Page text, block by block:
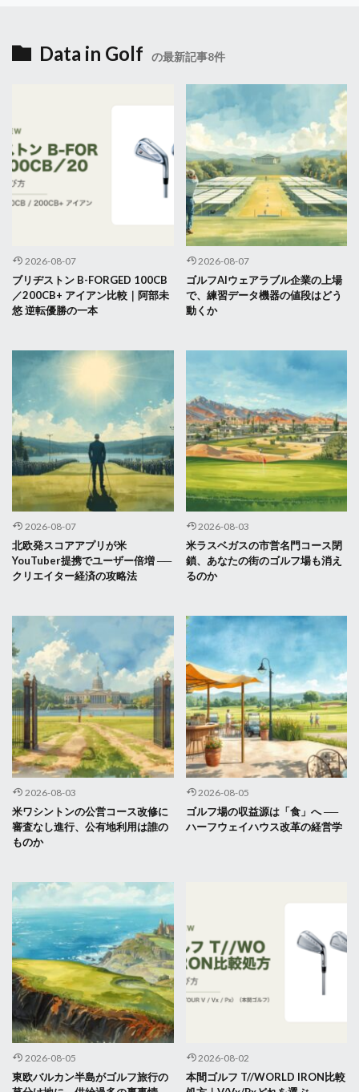
Data in Golf の最新記事8件
2026-08-07
ブリヂストン B-FORGED 100CB
／200CB+ アイアン比較｜阿部未
悠 逆転優勝の一本
2026-08-07
ゴルフAIウェアラブル企業の上場
で、練習データ機器の値段はどう
動くか
2026-08-07
北欧発スコアアプリが米
YouTuber提携でユーザー倍増 ──
クリエイター経済の攻略法
2026-08-03
米ラスベガスの市営名門コース閉
鎖、あなたの街のゴルフ場も消え
るのか
2026-08-03
米ワシントンの公営コース改修に
審査なし進行、公有地利用は誰の
ものか
2026-08-05
ゴルフ場の収益源は「食」へ ──
ハーフウェイハウス改革の経営学
2026-08-05
東欧バルカン半島がゴルフ旅行の
2026-08-02
本間ゴルフ T//WORLD IRON比較